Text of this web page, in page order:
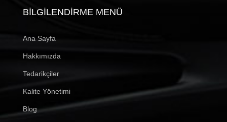
BILGILENDIRME MENÜ
Ana Sayfa
Hakkımızda
Tedarikçiler
Kalite Yönetimi
Blog